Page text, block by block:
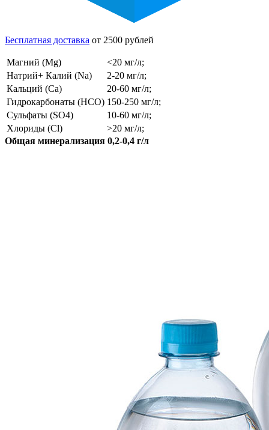
Бесплатная доставка от 2500 рублей
Магний (Mg)
<20 мг/л;
Натрий+ Калий (Na)
2-20 мг/л;
Кальций (Ca)
20-60 мг/л;
Гидрокарбонаты (HCO) 150-250 мг/л;
Сульфаты (SO4)
10-60 мг/л;
Хлориды (Cl)
>20 мг/л;
Общая минерализация 0,2-0,4 г/л